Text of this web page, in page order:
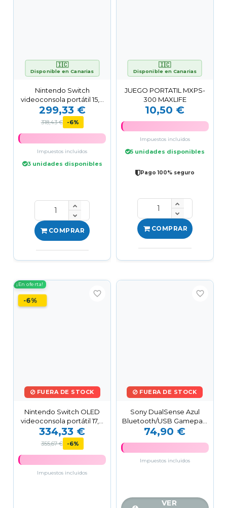
🇮🇨
Disponible en Canarias
Nintendo Switch
videoconsola portátil 15,8
cm (6.2") 32 GB Pantalla...
299,33 €
318,43 € -6%
Impuestos incluidos
3 unidades disponibles
COMPRAR
🇮🇨
Disponible en Canarias
JUEGO PORTATIL MXPS-
300 MAXLIFE
10,50 €
Impuestos incluidos
5 unidades disponibles
Pago 100% seguro
COMPRAR
¡En oferta!
-6%
FUERA DE STOCK
favorite_border
Nintendo Switch OLED
videoconsola portátil 17,8
cm (7") 64 GB...
334,33 €
355,67 € -6%
Impuestos incluidos
FUERA DE STOCK
favorite_border
Sony DualSense Azul
Bluetooth/USB Gamepad
Analógico/Digital...
74,90 €
Impuestos incluidos
VER